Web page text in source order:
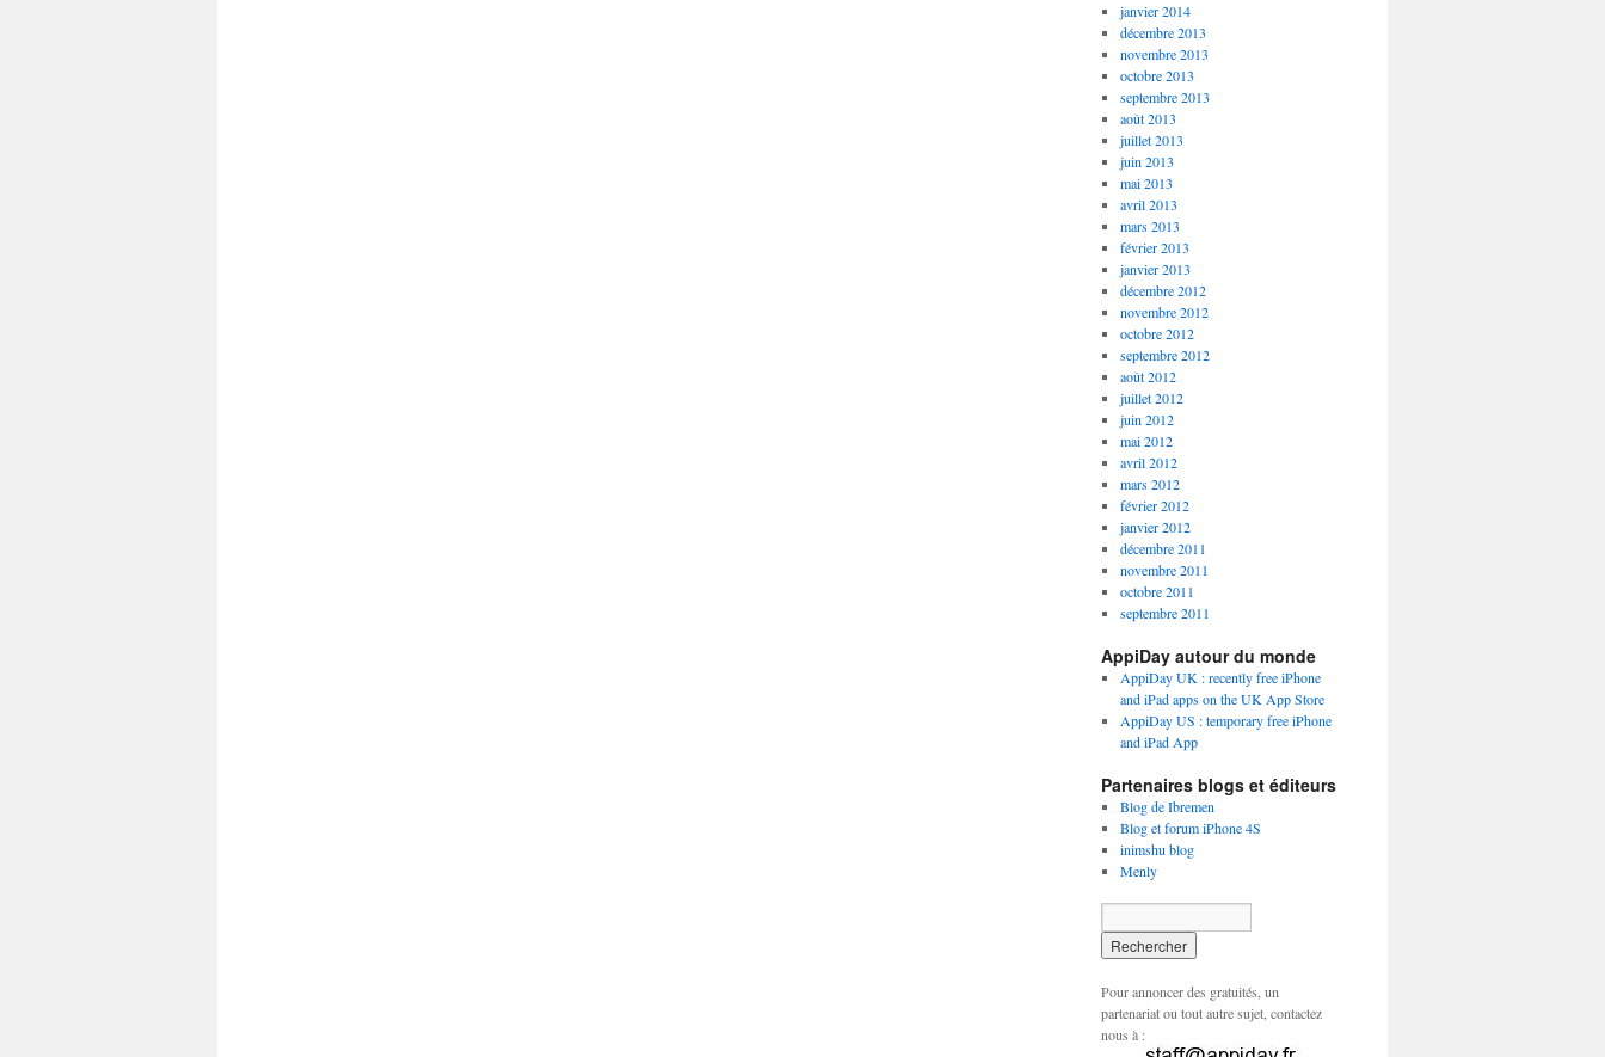
janvier 2014
décembre 2013
novembre 2013
octobre 2013
septembre 2013
août 2013
juillet 2013
juin 2013
mai 2013
avril 2013
mars 2013
février 2013
janvier 2013
décembre 2012
novembre 2012
octobre 2012
septembre 2012
août 2012
juillet 2012
juin 2012
mai 2012
avril 2012
mars 2012
février 2012
janvier 2012
décembre 2011
novembre 2011
octobre 2011
septembre 2011
AppiDay autour du monde
AppiDay UK : recently free iPhone
and iPad apps on the UK App Store
AppiDay US : temporary free iPhone
and iPad App
Partenaires blogs et éditeurs
Blog de Ibremen
Blog et forum iPhone 4S
inimshu blog
Menly
Pour annoncer des gratuités, un
partenariat ou tout autre sujet, contactez
nous à :